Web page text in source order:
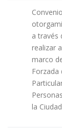
a través
realizar
marco
Forzada
la